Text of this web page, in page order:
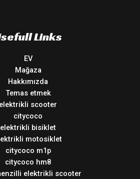
Links
EV
Mağaza
Hakkımızda
Temas etmek
elektrikli scooter
citycoco
elektrikli bisiklet
motosiklet
citycoco m1p
citycoco hm8
elektrikli scooter